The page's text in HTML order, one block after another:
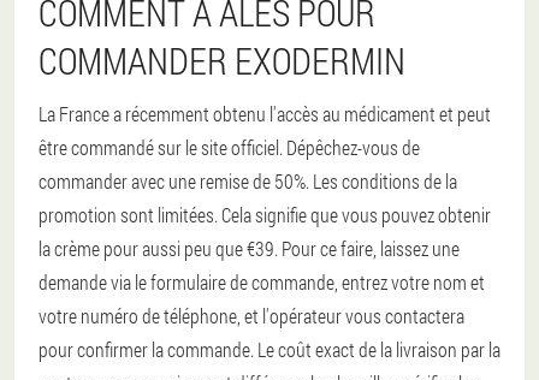
COMMENT À ALÈS POUR
COMMANDER EXODERMIN
La France a récemment obtenu l'accès au médicament et peut
être commandé sur le site officiel. Dépêchez-vous de
commander avec une remise de 50%. Les conditions de la
promotion sont limitées. Cela signifie que vous pouvez obtenir
la crème pour aussi peu que €39. Pour ce faire, laissez une
demande via le formulaire de commande, entrez votre nom et
votre numéro de téléphone, et l'opérateur vous contactera
pour confirmer la commande. Le coût exact de la livraison par la